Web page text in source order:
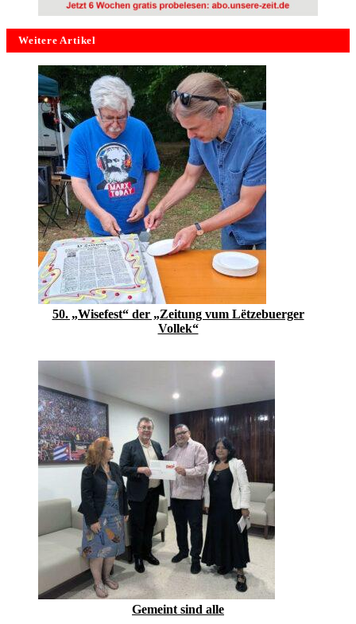
Weitere Artikel
50. „Wisefest“ der „Zeitung vum Lëtzebuerger
Vollek“
Gemeint sind alle